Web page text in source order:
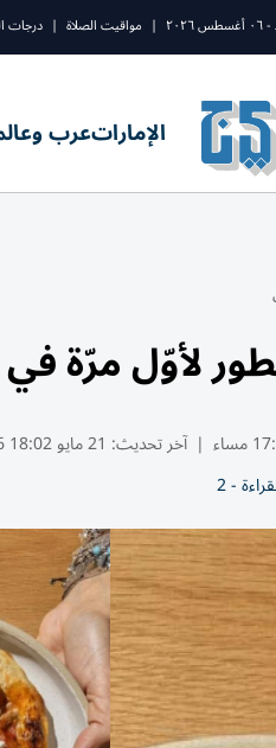
| مواقيت الصلاة | درجات
الإماراتعرب
لأوّل مرّة
| آخر تحديث: 21 مايو 18:02 2026
- 2